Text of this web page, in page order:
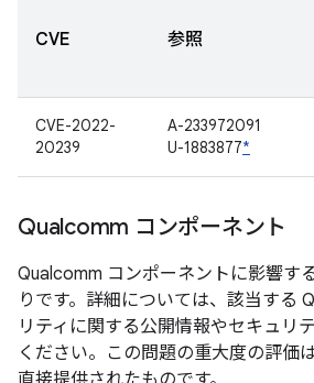
CVE 参照
CVE-2022-
20239
A-233972091
U-1883877*
Qualcomm コンポーネント
Qualcomm コンポーネントに影響す
りです。詳細については、該当する
リティに関する公開情報やセキュリ
ください。この問題の重大度の評価